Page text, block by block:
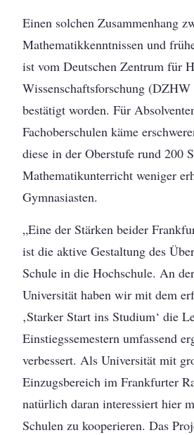
Einen solchen Zusammenhang
Mathematikkenntnissen und
ist vom Deutschen Zentrum für
Wissenschaftsforschung
bestätigt worden. Für
Fachoberschulen käme
diese in der Oberstufe rund 200
Mathematikunterricht weniger
Gymnasiasten.
„Eine der Stärken beider
ist die aktive Gestaltung des
Schule in die Hochschule. An
Universität haben wir mit dem
‚Starker Start ins Studium‘ die
Einstiegssemestern umfassend
verbessert. Als Universität mit
Einzugsbereich im Frankfurter
natürlich daran interessiert hier
Schulen zu kooperieren. Das